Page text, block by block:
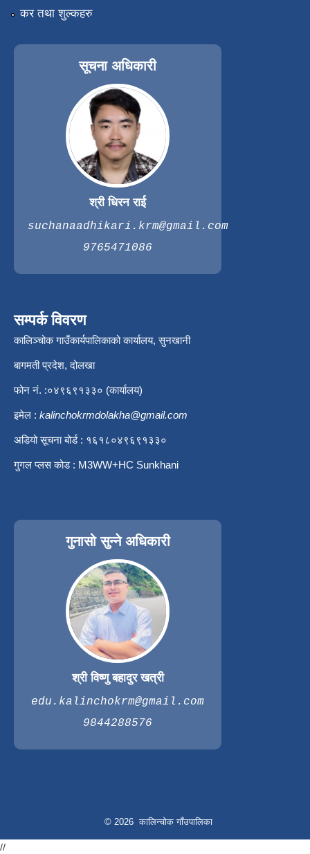
कर तथा शुल्कहरु
सूचना अधिकारी
श्री धिरन राई
suchanaadhikari.krm@gmail.com
9765471086
सम्पर्क विवरण
कालिञ्चोक गाउँकार्यपालिकाको कार्यालय, सुनखानी
बागमती प्रदेश, दोलखा
फोन नं. :०४९६९१३३० (कार्यालय)
इमेल : kalinchokrmdolakha@gmail.com
अडियो सूचना बोर्ड : १६१८०४९६९१३३०
गुगल प्लस कोड : M3WW+HC Sunkhani
गुनासो सुन्ने अधिकारी
श्री विष्णु बहादुर खत्री
edu.kalinchokrm@gmail.com
9844288576
© 2026 कालिन्चोक गाँउपालिका
//